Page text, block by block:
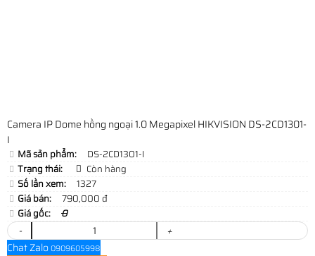
Camera IP Dome hồng ngoại 1.0 Megapixel HIKVISION DS-2CD1301-
I
Mã sản phẩm:
DS-2CD1301-I
Trạng thái:
Còn hàng
Số lần xem:
1327
Giá bán:
790,000 đ
Giá gốc:
0
-
+
Chat Zalo 0909605998